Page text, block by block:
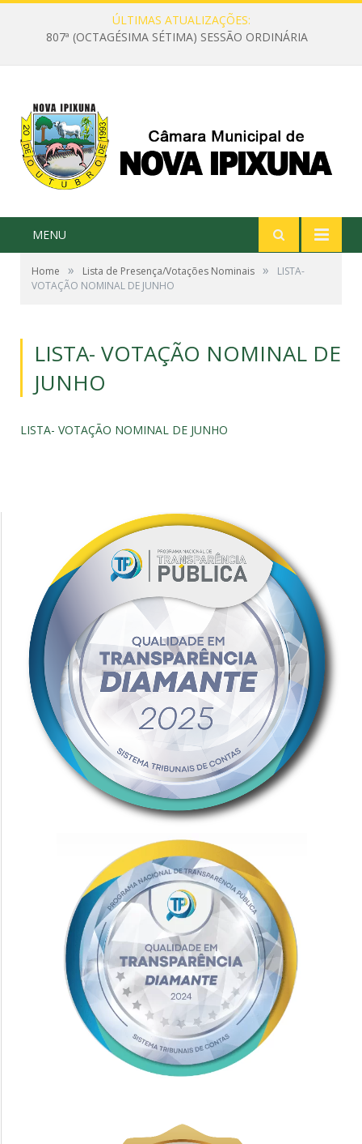
ÚLTIMAS ATUALIZAÇÕES:
807ª (OCTAGÉSIMA SÉTIMA) SESSÃO ORDINÁRIA
MENU
Home » Lista de Presença/Votações Nominais »
LISTA-
VOTAÇÃO NOMINAL DE JUNHO
LISTA- VOTAÇÃO NOMINAL DE
JUNHO
LISTA- VOTAÇÃO NOMINAL DE JUNHO